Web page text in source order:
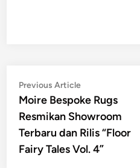
Post
navigation
Previous ArticlePrevious
article:
Moire Bespoke Rugs
Resmikan Showroom
Terbaru dan Rilis “Floor
Fairy Tales Vol. 4”